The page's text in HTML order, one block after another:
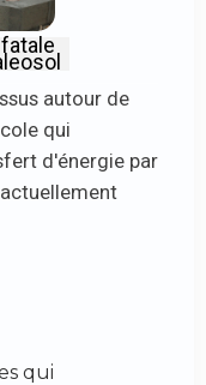
autour de
qui
d'énergie par
qui